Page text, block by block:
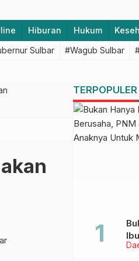
Hiburan Hukum
Sulbar #Wagub Sulbar
TERPOPULER